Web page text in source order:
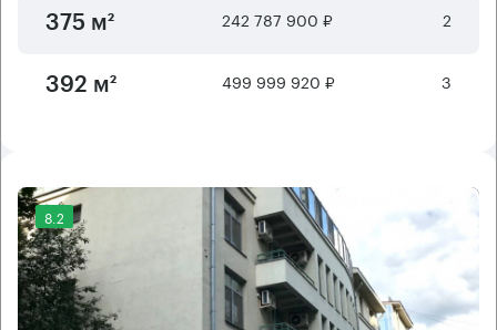
375 м² 242 787 900 ₽ 2
392 м² 499 999 920 ₽ 3
8.2